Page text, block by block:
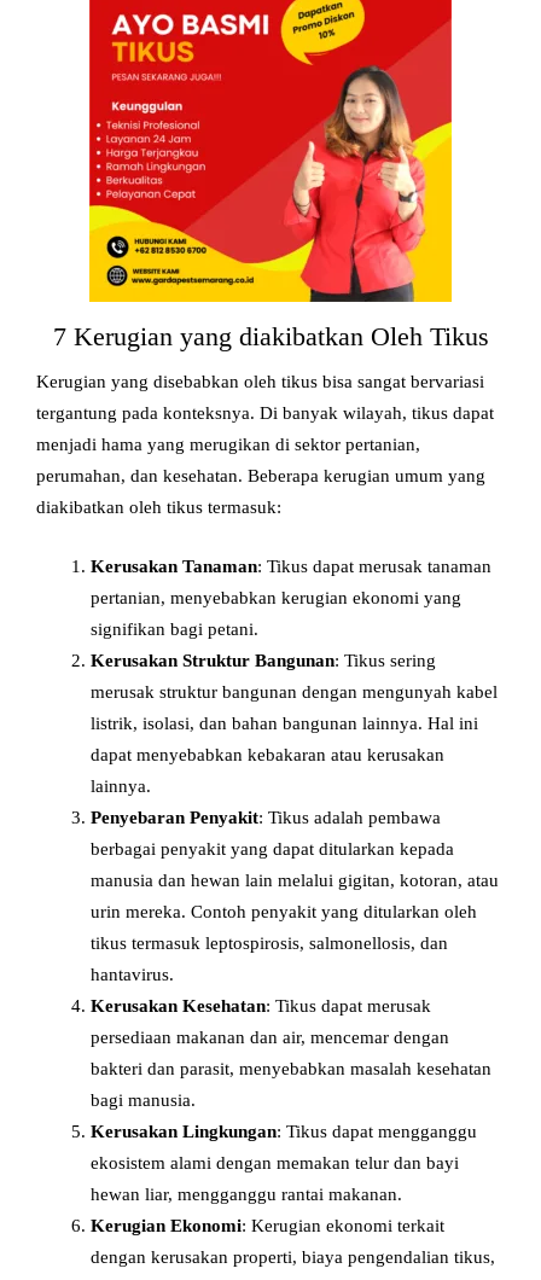
7 Kerugian yang diakibatkan Oleh Tikus
Kerugian yang disebabkan oleh tikus bisa sangat bervariasi
tergantung pada konteksnya. Di banyak wilayah, tikus dapat
menjadi hama yang merugikan di sektor pertanian,
perumahan, dan kesehatan. Beberapa kerugian umum yang
diakibatkan oleh tikus termasuk:
Kerusakan Tanaman: Tikus dapat merusak tanaman
pertanian, menyebabkan kerugian ekonomi yang
signifikan bagi petani.
Kerusakan Struktur Bangunan: Tikus sering
merusak struktur bangunan dengan mengunyah kabel
listrik, isolasi, dan bahan bangunan lainnya. Hal ini
dapat menyebabkan kebakaran atau kerusakan
lainnya.
Penyebaran Penyakit: Tikus adalah pembawa
berbagai penyakit yang dapat ditularkan kepada
manusia dan hewan lain melalui gigitan, kotoran, atau
urin mereka. Contoh penyakit yang ditularkan oleh
tikus termasuk leptospirosis, salmonellosis, dan
hantavirus.
Kerusakan Kesehatan: Tikus dapat merusak
persediaan makanan dan air, mencemar dengan
bakteri dan parasit, menyebabkan masalah kesehatan
bagi manusia.
Kerusakan Lingkungan: Tikus dapat mengganggu
ekosistem alami dengan memakan telur dan bayi
hewan liar, mengganggu rantai makanan.
Kerugian Ekonomi: Kerugian ekonomi terkait
dengan kerusakan properti, biaya pengendalian tikus,